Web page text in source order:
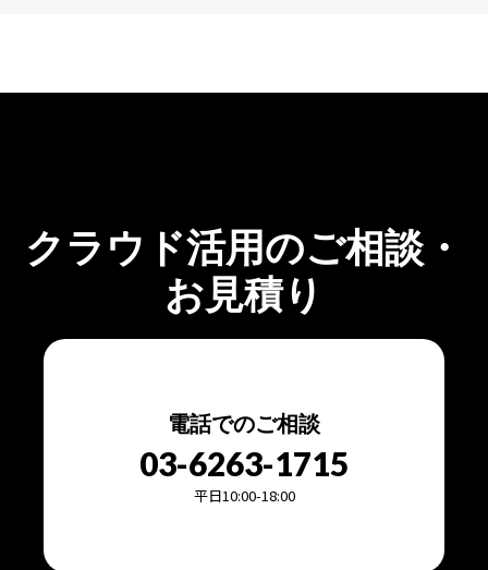
クラウド活用のご相談・
お見積り
電話でのご相談
03-6263-1715
平日10:00-18:00